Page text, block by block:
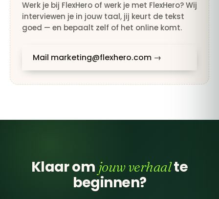
Werk je bij FlexHero of werk je met FlexHero? Wij
interviewen je in jouw taal, jij keurt de tekst
goed — en bepaalt zelf of het online komt.
Mail marketing@flexhero.com →
Klaar om jouw verhaalte
beginnen?